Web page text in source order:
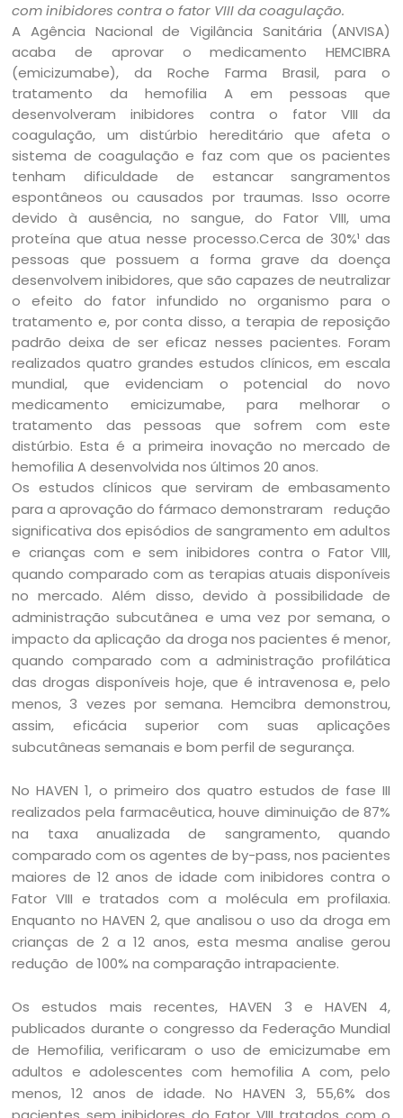
com inibidores contra o fator VIII da coagulação.
A Agência Nacional de Vigilância Sanitária (ANVISA)
acaba de aprovar o medicamento HEMCIBRA
(emicizumabe), da Roche Farma Brasil, para o
tratamento da hemofilia A em pessoas que
desenvolveram inibidores contra o fator VIII da
coagulação, um distúrbio hereditário que afeta o
sistema de coagulação e faz com que os pacientes
tenham dificuldade de estancar sangramentos
espontâneos ou causados por traumas. Isso ocorre
devido à ausência, no sangue, do Fator VIII, uma
proteína que atua nesse processo.Cerca de 30%¹ das
pessoas que possuem a forma grave da doença
desenvolvem inibidores, que são capazes de neutralizar
o efeito do fator infundido no organismo para o
tratamento e, por conta disso, a terapia de reposição
padrão deixa de ser eficaz nesses pacientes. Foram
realizados quatro grandes estudos clínicos, em escala
mundial, que evidenciam o potencial do novo
medicamento emicizumabe, para melhorar o
tratamento das pessoas que sofrem com este
distúrbio. Esta é a primeira inovação no mercado de
hemofilia A desenvolvida nos últimos 20 anos.
Os estudos clínicos que serviram de embasamento
para a aprovação do fármaco demonstraram redução
significativa dos episódios de sangramento em adultos
e crianças com e sem inibidores contra o Fator VIII,
quando comparado com as terapias atuais disponíveis
no mercado. Além disso, devido à possibilidade de
administração subcutânea e uma vez por semana, o
impacto da aplicação da droga nos pacientes é menor,
quando comparado com a administração profilática
das drogas disponíveis hoje, que é intravenosa e, pelo
menos, 3 vezes por semana. Hemcibra demonstrou,
assim, eficácia superior com suas aplicações
subcutâneas semanais e bom perfil de segurança.
No HAVEN 1, o primeiro dos quatro estudos de fase III
realizados pela farmacêutica, houve diminuição de 87%
na taxa anualizada de sangramento, quando
comparado com os agentes de by-pass, nos pacientes
maiores de 12 anos de idade com inibidores contra o
Fator VIII e tratados com a molécula em profilaxia.
Enquanto no HAVEN 2, que analisou o uso da droga em
crianças de 2 a 12 anos, esta mesma analise gerou
redução de 100% na comparação intrapaciente.
Os estudos mais recentes, HAVEN 3 e HAVEN 4,
publicados durante o congresso da Federação Mundial
de Hemofilia, verificaram o uso de emicizumabe em
adultos e adolescentes com hemofilia A com, pelo
menos, 12 anos de idade. No HAVEN 3, 55,6% dos